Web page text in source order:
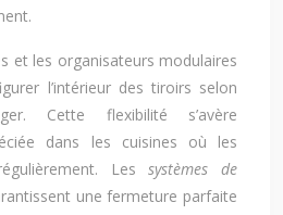
et les organisateurs modulaires
l’intérieur des tiroirs selon
Cette flexibilité s’avère
dans les cuisines où les
Lessystèmes de
une fermeture parfaite